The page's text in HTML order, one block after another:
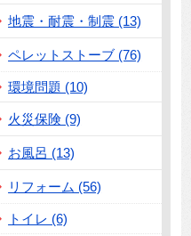
地震・耐震・制震 (13)
ペレットストーブ (76)
環境問題 (10)
火災保険 (9)
お風呂 (13)
リフォーム (56)
トイレ (6)